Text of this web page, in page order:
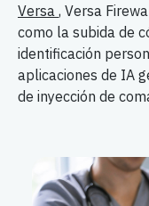
Versa , Versa
como la subida de
identificación
aplicaciones de IA
de inyección de